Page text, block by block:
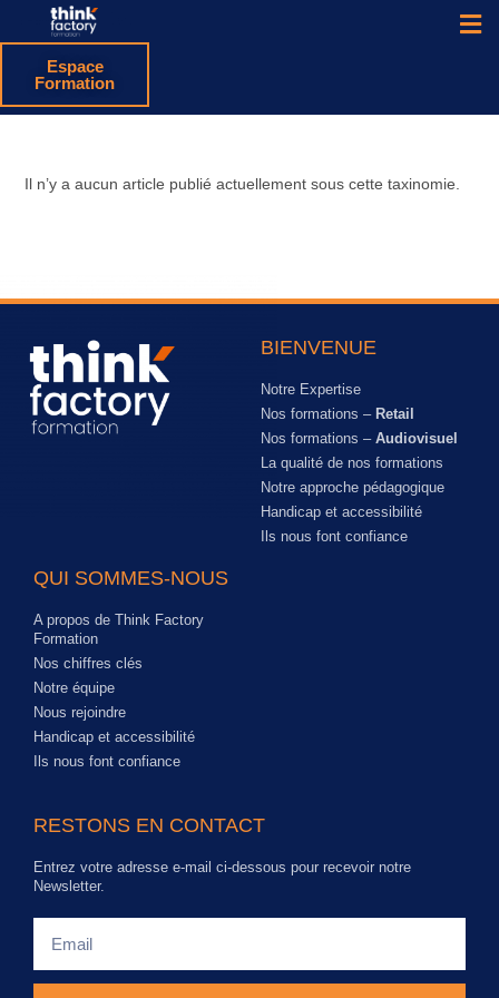
Espace
Formation
Il n’y a aucun article publié actuellement sous cette taxinomie.
BIENVENUE
Notre Expertise
Nos formations – Retail
Nos formations – Audiovisuel
La qualité de nos formations
Notre approche pédagogique
Handicap et accessibilité
Ils nous font confiance
QUI SOMMES-NOUS
A propos de Think Factory
Formation
Nos chiffres clés
Notre équipe
Nous rejoindre
Handicap et accessibilité
Ils nous font confiance
RESTONS EN CONTACT
Entrez votre adresse e-mail ci-dessous pour recevoir notre
Newsletter.